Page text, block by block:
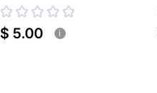
$ 5.00 i